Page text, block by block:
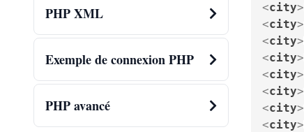
PHP XML
Exemple de connexion PHP
PHP avancé
<city>
<city>
<city>
<city>
<city>
<city>
<city>
<city>